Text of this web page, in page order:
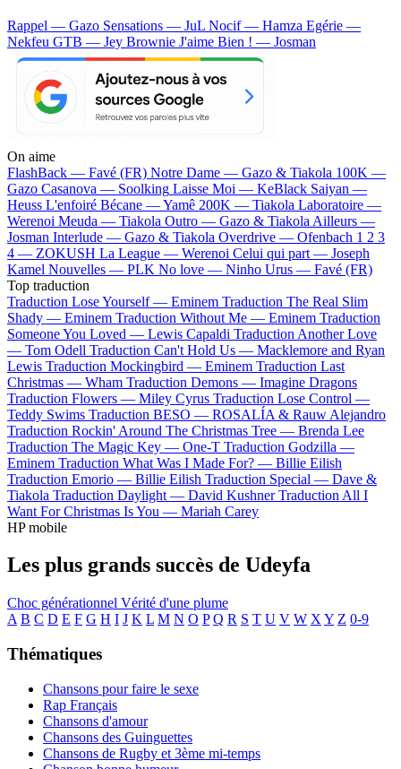
Rappel — Gazo Sensations — JuL Nocif — Hamza Egérie —
Nekfeu GTB — Jey Brownie J'aime Bien ! — Josman
On aime
FlashBack — Favé (FR) Notre Dame — Gazo & Tiakola 100K —
Gazo Casanova — Soolking Laisse Moi — KeBlack Saiyan —
Heuss L'enfoiré Bécane —Yamê 200K — Tiakola Laboratoire —
Werenoi Meuda — Tiakola Outro — Gazo & Tiakola Ailleurs —
Josman Interlude — Gazo & Tiakola Overdrive — Ofenbach 1 2 3
4 — ZOKUSH La League — Werenoi Celui qui part — Joseph
Kamel Nouvelles — PLK No love — Ninho Urus — Favé (FR)
Top traduction
Traduction Lose Yourself — Eminem Traduction The Real Slim
Shady — Eminem Traduction Without Me — Eminem Traduction
Someone You Loved — Lewis Capaldi Traduction Another Love
— Tom Odell Traduction Can't Hold Us — Macklemore and Ryan
Lewis Traduction Mockingbird — Eminem Traduction Last
Christmas — Wham Traduction Demons — Imagine Dragons
Traduction Flowers — Miley Cyrus Traduction Lose Control —
Teddy Swims Traduction BESO — ROSALÍA & Rauw Alejandro
Traduction Rockin' Around The Christmas Tree — Brenda Lee
Traduction The Magic Key — One-T Traduction Godzilla —
Eminem Traduction What Was I Made For? — Billie Eilish
Traduction Emorio — Billie Eilish Traduction Special — Dave &
Tiakola Traduction Daylight — David Kushner Traduction All I
Want For Christmas Is You — Mariah Carey
HP mobile
Les plus grands succès de Udeyfa
Choc générationnel Vérité d'une plume
A B C D E F G H I J K L M N O P Q R S T U V W X Y Z 0-9
Thématiques
Chansons pour faire le sexe
Rap Français
Chansons d'amour
Chansons des Guinguettes
Chansons de Rugby et 3ème mi-temps